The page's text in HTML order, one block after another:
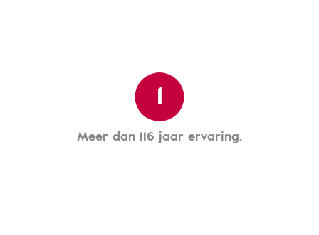
1
Meer dan 116 jaar ervaring.